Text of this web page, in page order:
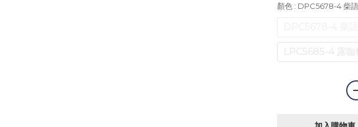
顏色 : DPC5678-4 柴
LPC5685-4 露咖